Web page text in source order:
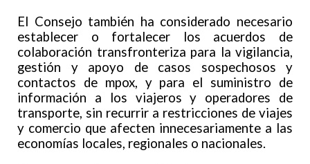
El Consejo también ha considerado necesario
establecer o fortalecer los acuerdos de
colaboración transfronteriza para la vigilancia,
gestión y apoyo de casos sospechosos y
contactos de mpox, y para el suministro de
información a los viajeros y operadores de
transporte, sin recurrir a restricciones de viajes
y comercio que afecten innecesariamente a las
economías locales, regionales o nacionales.